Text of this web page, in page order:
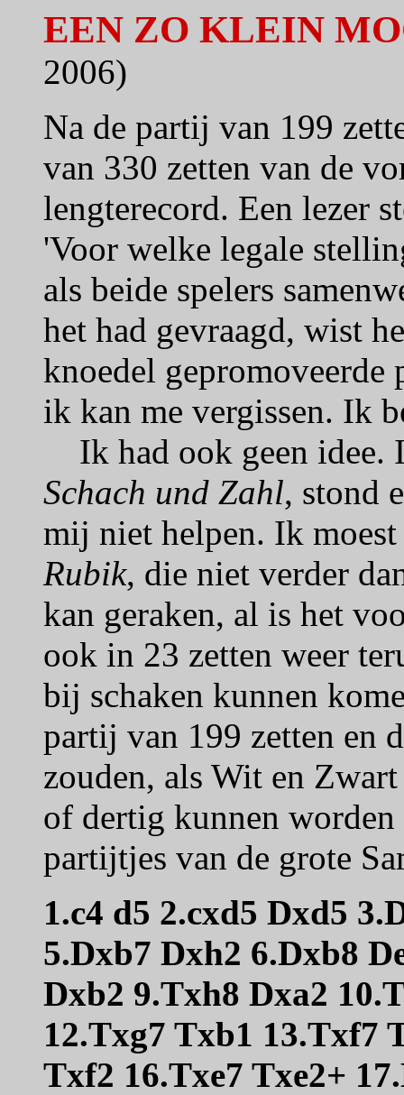
EEN ZO KLEIN
2006)
Na de partij van 199
van 330 zetten van de
lengterecord. Een lezer
'Voor welke legale
als beide spelers
het had gevraagd, wist
knoedel
ik kan me vergissen. Ik
Ik had ook geen idee.
Schach und Zahl, stond
mij niet helpen. Ik
Rubik, die niet verder
kan geraken, al is het
ook in 23 zetten weer
bij schaken kunnen
partij van 199 zetten en
zouden, als Wit en
of dertig kunnen
partijtjes van de grote
1.c4 d5 2.cxd5 Dxd5
5.Dxb7 Dxh2 6.Dxb8
Dxb2 9.Txh8 Dxa2
12.Txg7 Txb1 13.Txf7
Txf2 16.Txe7 Txe2+